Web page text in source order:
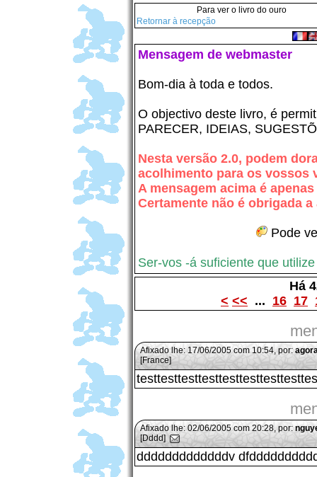
Para ver o livro do ouro
Retornar à recepção
Mensagem de webmaster
Bom-dia à toda e todos.
O objectivo deste livro, é
PARECER, IDEIAS,
Nesta versão 2.0, podem
acolhimento para os vossos
A mensagem acima é
Certamente não é obrigada
Pode
Ser-vos -á suficiente que
Há
< << ... 16 17
Afixado lhe: 17/06/2005 com 10:54, por:
[France]
Afixado lhe: 02/06/2005 com 20:28, por:
[Dddd]
dddddddddddddv